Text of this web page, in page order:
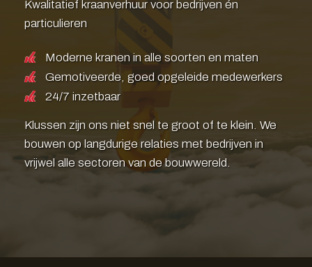
Kwalitatief kraanverhuur voor bedrijven én
particulieren
Moderne kranen in alle soorten en maten
Gemotiveerde, goed opgeleide medewerkers
24/7 inzetbaar
Klussen zijn ons niet snel te groot of te klein. We
bouwen op langdurige relaties met bedrijven in
vrijwel alle sectoren van de bouwwereld.